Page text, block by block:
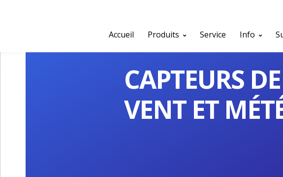
Accueil Produits Service Info
CAPTEURS
VENT ET